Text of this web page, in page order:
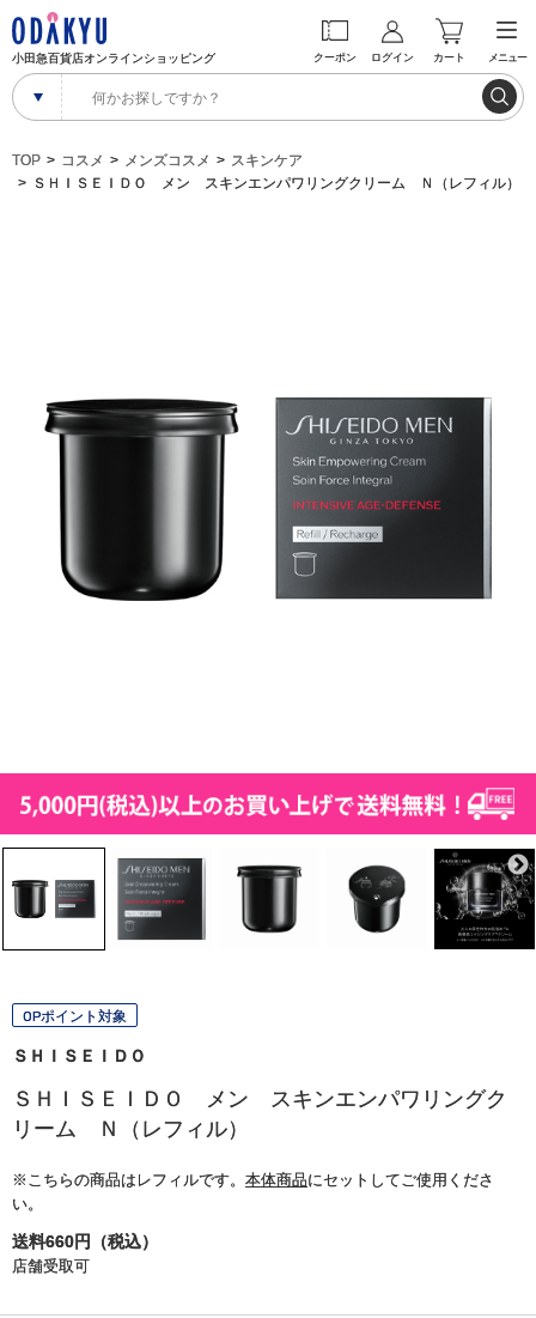
小田急百貨店オンラインショッピング クーポン ログイン カート メニュー
TOP コスメ メンズコスメ
スキンケア
ＳＨＩＳＥＩＤＯ メン スキンエンパワリングクリーム Ｎ（レフィル）
OPポイント対象
ＳＨＩＳＥＩＤＯ
ＳＨＩＳＥＩＤＯ メン スキンエンパワリングク
リーム Ｎ（レフィル）
※こちらの商品はレフィルです。 本体商品にセットしてご使用くださ
い。
送料660円（税込）
店舗受取可